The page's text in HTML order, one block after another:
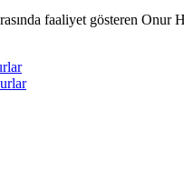
faaliyet gösteren Onur